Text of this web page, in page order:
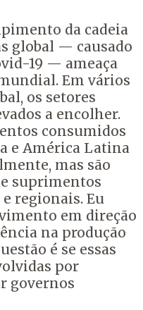
da cadeia
global — causado
19 — ameaça
Em vários
os setores
a encolher.
consumidos
e América Latina
mas são
suprimentos
regionais. Eu
em direção
na produção
é se essas
por
governos